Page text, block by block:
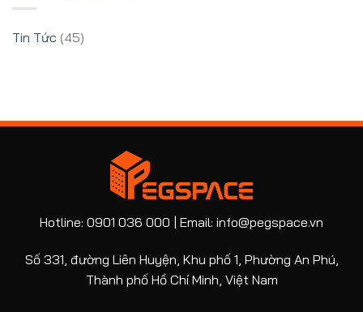
Tin Tức (45)
Hotline: 0901 036 000 | Email: info@pegspace.vn
Số 331, đường Liên Huyện, Khu phố 1, Phường An Phú,
Thành phố Hồ Chí Minh, Việt Nam